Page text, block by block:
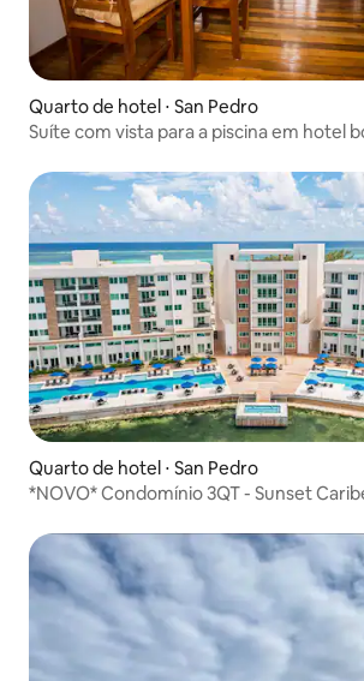
Quarto de hotel ⋅ San Pedro
Suíte com vista para a piscina em hotel
Quarto de hotel ⋅ San Pedro
*NOVO* Condomínio 3QT - Sunset